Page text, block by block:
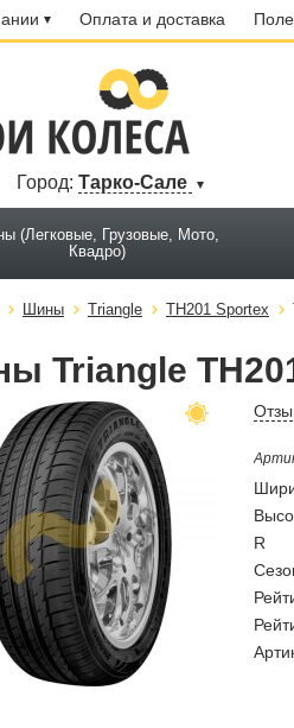
Оплата и доставка
Город: Тарко-Сале
(Легковые, Грузовые, Мото,
Квадро)
Шины Triangle TH201 Sportex
Triangle
R